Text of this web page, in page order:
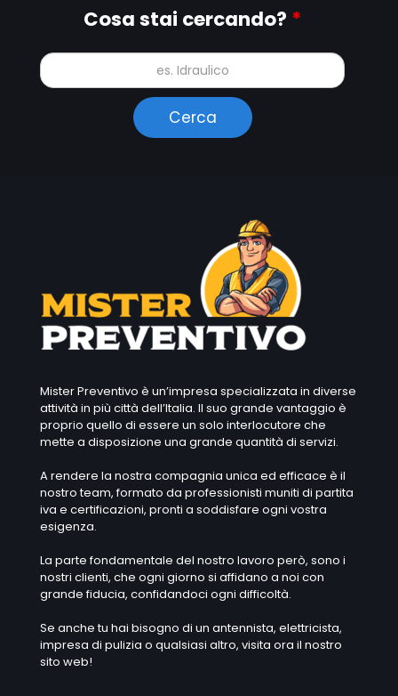
Cosa stai cercando? *
Mister Preventivo è un’impresa specializzata in diverse
attività in più città dell’Italia. Il suo grande vantaggio è
proprio quello di essere un solo interlocutore che
mette a disposizione una grande quantità di servizi.
A rendere la nostra compagnia unica ed efficace è il
nostro team, formato da professionisti muniti di partita
iva e certificazioni, pronti a soddisfare ogni vostra
esigenza.
La parte fondamentale del nostro lavoro però, sono i
nostri clienti, che ogni giorno si affidano a noi con
grande fiducia, confidandoci ogni difficoltà.
Se anche tu hai bisogno di un antennista, elettricista,
impresa di pulizia o qualsiasi altro, visita ora il nostro
sito web!